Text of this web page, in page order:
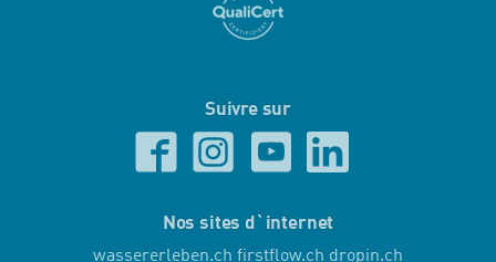
Suivre sur
Nos sites d`internet
wassererleben.ch firstflow.ch dropin.ch